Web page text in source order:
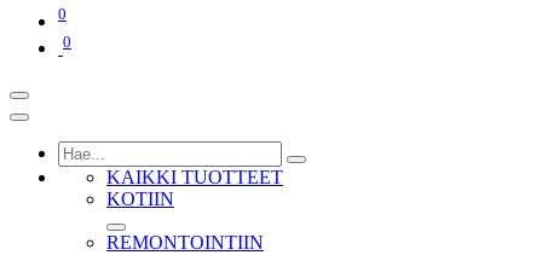
0
0
KAIKKI TUOTTEET
KOTIIN
REMONTOINTIIN